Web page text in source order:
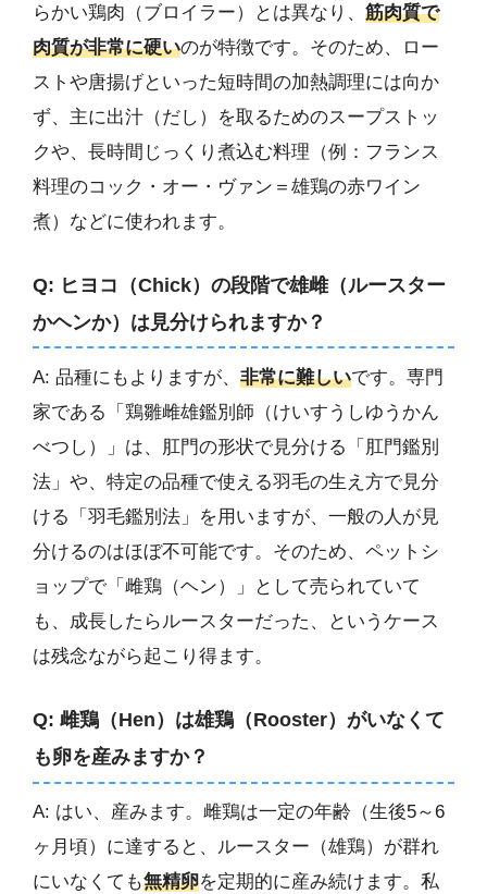
らかい鶏肉（ブロイラー）とは異なり、 筋肉質で
肉質が非常に硬いのが特徴です。そのため、ロー
ストや唐揚げといった短時間の加熱調理には向か
ず、主に出汁（だし）を取るためのスープストッ
クや、長時間じっくり煮込む料理（例：フランス
料理のコック・オー・ヴァン＝雄鶏の赤ワイン
煮）などに使われます。
Q: ヒヨコ（Chick）の段階で雄雌（ルースター
かヘンか）は見分けられますか？
A: 品種にもよりますが、 非常に難しいです。専門
家である「鶏雛雌雄鑑別師（けいすうしゆうかん
べつし）」は、肛門の形状で見分ける「肛門鑑別
法」や、特定の品種で使える羽毛の生え方で見分
ける「羽毛鑑別法」を用いますが、一般の人が見
分けるのはほぼ不可能です。そのため、ペットシ
ョップで「雌鶏（ヘン）」として売られていて
も、成長したらルースターだった、というケース
は残念ながら起こり得ます。
Q: 雌鶏（Hen）は雄鶏（Rooster）がいなくて
も卵を産みますか？
A: はい、産みます。雌鶏は一定の年齢（生後5～6
ヶ月頃）に達すると、ルースター（雄鶏）が群れ
にいなくても無精卵を定期的に産み続けます。私